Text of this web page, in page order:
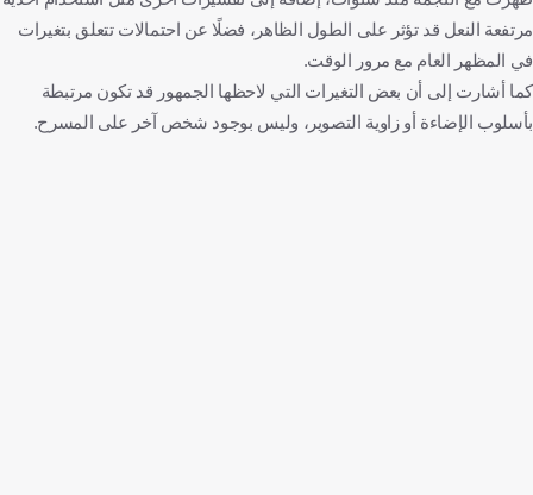
مرتفعة النعل قد تؤثر على الطول الظاهر، فضلًا عن احتمالات تتعلق بتغيرات
في المظهر العام مع مرور الوقت.
كما أشارت إلى أن بعض التغيرات التي لاحظها الجمهور قد تكون مرتبطة
بأسلوب الإضاءة أو زاوية التصوير، وليس بوجود شخص آخر على المسرح.